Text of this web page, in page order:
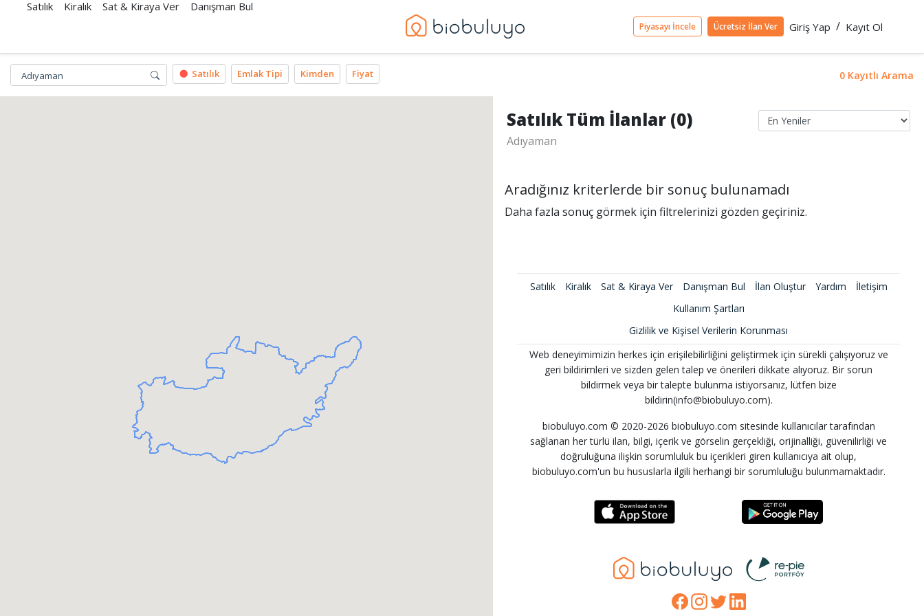
Satılık Kiralık Sat & Kiraya Ver Danışman Bul
Piyasayı İncele Ücretsiz İlan Ver Giriş Yap / Kayıt Ol
Adıyaman Satılık Emlak Tipi Kimden Fiyat 0 Kayıtlı Arama
Satılık Tüm İlanlar (0)
Adıyaman
Aradığınız kriterlerde bir sonuç bulunamadı
Daha fazla sonuç görmek için filtrelerinizi gözden geçiriniz.
Satılık Kiralık Sat & Kiraya Ver Danışman Bul İlan Oluştur Yardım
İletişim
Kullanım Şartları
Gizlilik ve Kişisel Verilerin Korunması
Web deneyimimizin herkes için erişilebilirliğini geliştirmek için sürekli çalışıyoruz ve
geri bildirimleri ve sizden gelen talep ve önerileri dikkate alıyoruz. Bir sorun
bildirmek veya bir talepte bulunma istiyorsanız, lütfen bize
bildirin(info@biobuluyo.com).
biobuluyo.com © 2020-2026 biobuluyo.com sitesinde kullanıcılar tarafından
sağlanan her türlü ilan, bilgi, içerik ve görselin gerçekliği, orijinalliği, güvenilirliği ve
doğruluğuna ilişkin sorumluluk bu içerikleri giren kullanıcıya ait olup,
biobuluyo.com'un bu hususlarla ilgili herhangi bir sorumluluğu bulunmamaktadır.